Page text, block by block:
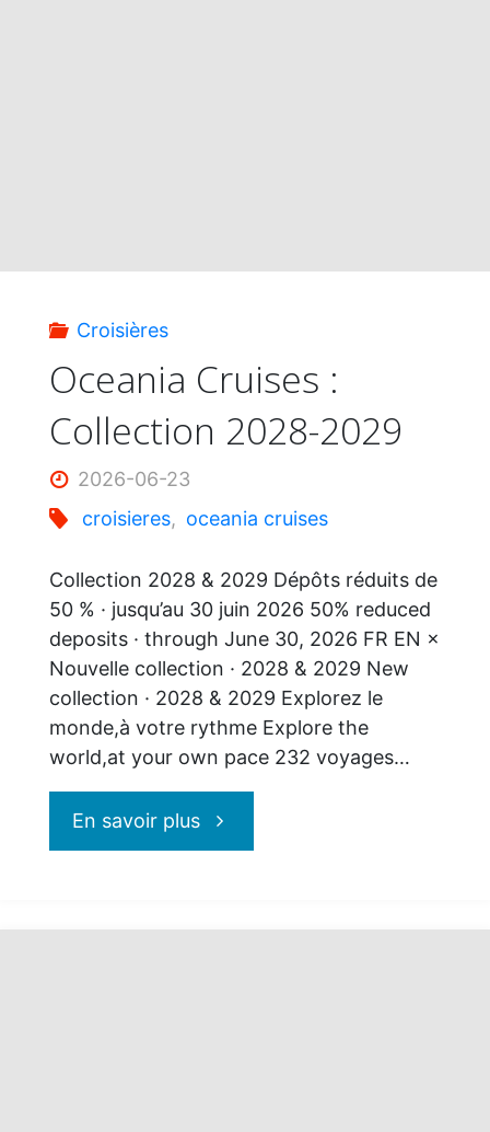
Croisières
Oceania Cruises :
Collection 2028-2029
2026-06-23
croisieres, oceania cruises
Collection 2028 & 2029 Dépôts réduits de
50 % · jusqu’au 30 juin 2026 50% reduced
deposits · through June 30, 2026 FR EN ×
Nouvelle collection · 2028 & 2029 New
collection · 2028 & 2029 Explorez le
monde,à votre rythme Explore the
world,at your own pace 232 voyages…
En savoir plus"Oceania